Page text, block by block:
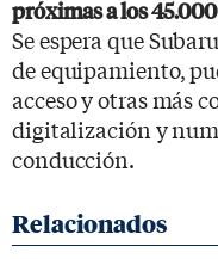
próximas a los
Se espera que
de equipamiento,
acceso y otras más
digitalización y
conducción.